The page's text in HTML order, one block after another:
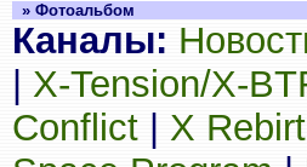
» Фотоальбом
Каналы:
X-Tension/X-
Conflict
X